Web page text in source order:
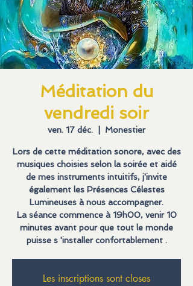
Méditation du
vendredi soir
ven. 17 déc. Monestier
Lors de cette méditation sonore, avec des
musiques choisies selon la soirée et aidé
de mes instruments intuitifs, j'invite
également les Présences Célestes
Lumineuses à nous accompagner.
La séance commence à 19h00, venir 10
minutes avant pour que tout le monde
puisse s 'installer confortablement .
Les inscriptions sont closes